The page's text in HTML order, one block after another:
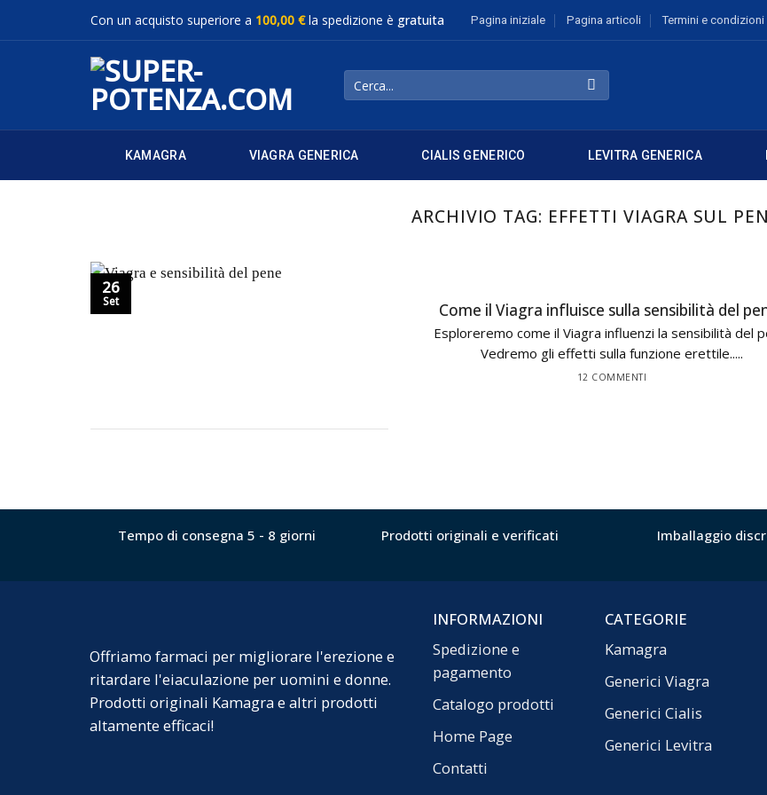
Con un acquisto superiore a 100,00 €la spedizione è gratuita Pagina iniziale Pagina articoli Termini e condizioni
Cerca:
KAMAGRA VIAGRA GENERICA CIALIS GENERICO LEVITRA GENERICA
ARCHIVIO TAG: EFFETTI VIAGRA SUL
Come il Viagra influisce sulla sensibilità del
Esploreremo come il Viagra influenzi la sensibilità del
Vedremo gli effetti sulla funzione erettile.....
12 COMMENTI
26
Set
Tempo di consegna 5 - 8 giorni Prodotti originali e verificati Imballaggio
Offriamo farmaci per migliorare l'erezione e
ritardare l'eiaculazione per uomini e donne.
Prodotti originali Kamagra e altri prodotti
altamente efficaci!
INFORMAZIONI
Spedizione e
pagamento
Catalogo prodotti
Home Page
Contatti
CATEGORIE
Kamagra
Generici Viagra
Generici Cialis
Generici Levitra